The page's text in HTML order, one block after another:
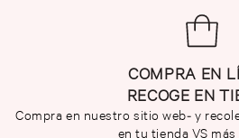
COMPRA EN
RECOGE EN
Compra en nuestro sitio web- y
en tu tienda VS